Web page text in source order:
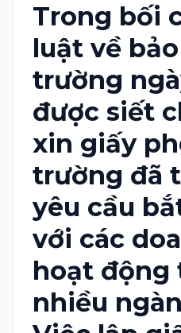
Trong bối
luật về
trường
được siết
xin giấy
trường đã
yêu cầu
với các
hoạt động
nhiều